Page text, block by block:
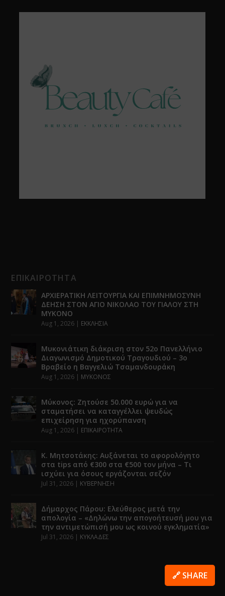
ΕΠΙΚΑΙΡΟΤΗΤΑ
ΑΡΧΙΕΡΑΤΙΚΗ ΛΕΙΤΟΥΡΓΙΑ ΚΑΙ ΕΠΙΜΝΗΜΟΣΥΝΗ
ΔΕΗΣΗ ΣΤΟΝ ΑΓΙΟ ΝΙΚΟΛΑΟ ΤΟΥ ΓΙΑΛΟΥ ΣΤΗ
ΜΥΚΟΝΟ
Aug 1, 2026 | ΕΚΚΛΗΣΙΑ
Μυκονιάτικη διάκριση στον 52ο Πανελλήνιο
Διαγωνισμό Δημοτικού Τραγουδιού – 3ο
Βραβείο η Βαγγελιώ Τσαμανδουράκη
Aug 1, 2026 | ΜΥΚΟΝΟΣ
Μύκονος: Ζητούσε 50.000 ευρώ για να
σταματήσει να καταγγέλλει ψευδώς
επιχείρηση για ηχορύπανση
Aug 1, 2026 | ΕΠΙΚΑΙΡΟΤΗΤΑ
Κ. Μητσοτάκης: Αυξάνεται το αφορολόγητο
στα tips από €300 στα €500 τον μήνα – Τι
ισχύει για όσους εργάζονται σεζόν
Jul 31, 2026 | ΚΥΒΕΡΝΗΣΗ
Δήμαρχος Πάρου: Ελεύθερος μετά την
απολογία – «Δηλώνω την απογοήτευσή μου για
την αντιμετώπισή μου ως κοινού εγκληματία»
Jul 31, 2026 | ΚΥΚΛΑΔΕΣ
🔗 SHARE